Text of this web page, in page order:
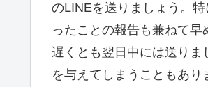
のLINEを送りましょう。
ったことの報告も兼ねて早
遅くとも翌日中には送り
を与えてしまうこともあ